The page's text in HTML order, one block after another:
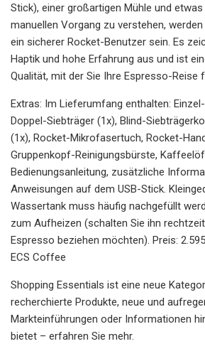
Stick), einer großartigen Mühle und
manuellen Vorgang zu verstehen,
ein sicherer Rocket-Benutzer sein. Es
Haptik und hohe Erfahrung aus und ist
Qualität, mit der Sie Ihre Espresso-Reise
Extras: Im Lieferumfang enthalten:
Doppel-Siebträger (1x), Blind-
(1x), Rocket-Mikrofasertuch, Rocket-
Gruppenkopf-Reinigungsbürste,
Bedienungsanleitung, zusätzliche
Anweisungen auf dem USB-Stick.
Wassertank muss häufig nachgefüllt
zum Aufheizen (schalten Sie ihn
Espresso beziehen möchten). Preis:
ECS Coffee
Shopping Essentials ist eine neue
recherchierte Produkte, neue und
Markteinführungen oder Informationen
bietet – erfahren Sie mehr.